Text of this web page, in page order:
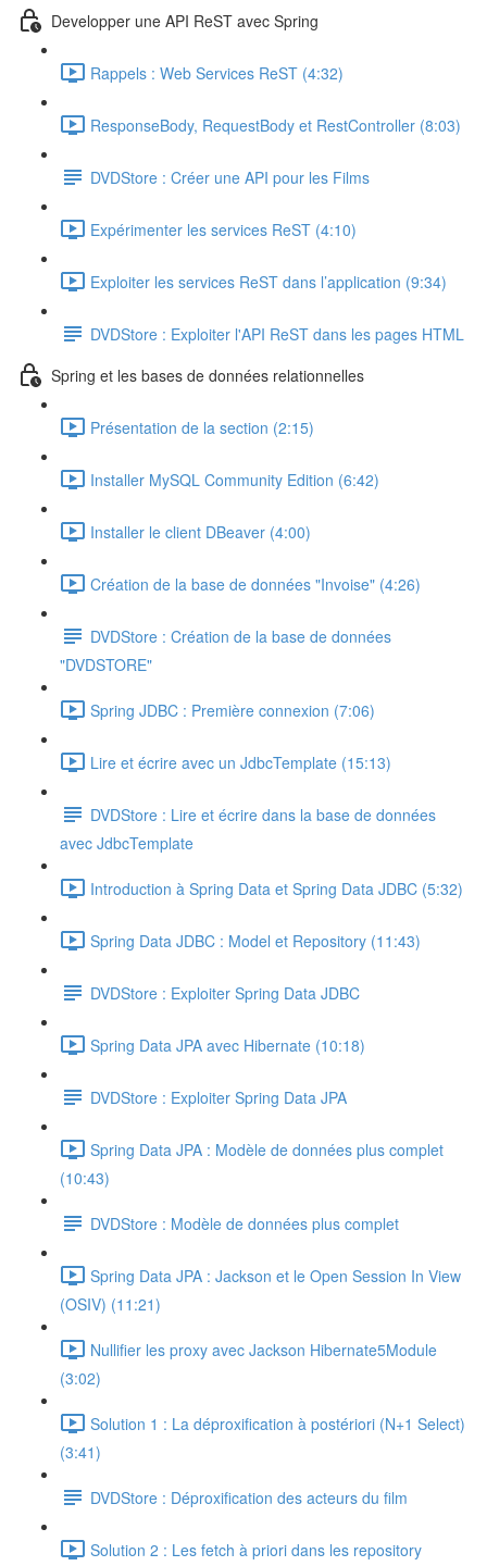
Developper une API ReST avec Spring
Rappels : Web Services ReST (4:32)
ResponseBody, RequestBody et RestController (8:03)
DVDStore : Créer une API pour les Films
Expérimenter les services ReST (4:10)
Exploiter les services ReST dans l’application (9:34)
DVDStore : Exploiter l'API ReST dans les pages HTML
Spring et les bases de données relationnelles
Présentation de la section (2:15)
Installer MySQL Community Edition (6:42)
Installer le client DBeaver (4:00)
Création de la base de données "Invoise" (4:26)
DVDStore : Création de la base de données
"DVDSTORE"
Spring JDBC : Première connexion (7:06)
Lire et écrire avec un JdbcTemplate (15:13)
DVDStore : Lire et écrire dans la base de données
avec JdbcTemplate
Introduction à Spring Data et Spring Data JDBC (5:32)
Spring Data JDBC : Model et Repository (11:43)
DVDStore : Exploiter Spring Data JDBC
Spring Data JPA avec Hibernate (10:18)
DVDStore : Exploiter Spring Data JPA
Spring Data JPA : Modèle de données plus complet
(10:43)
DVDStore : Modèle de données plus complet
Spring Data JPA : Jackson et le Open Session In View
(OSIV) (11:21)
Nullifier les proxy avec Jackson Hibernate5Module
(3:02)
Solution 1 : La déproxification à postériori (N+1 Select)
(3:41)
DVDStore : Déproxification des acteurs du film
Solution 2 : Les fetch à priori dans les repository